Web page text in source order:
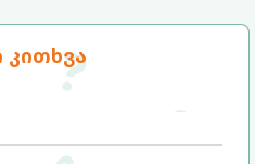
კითხვა
ერთად დროს